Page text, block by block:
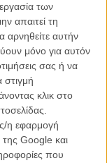
των
απαιτεί τη
αρνηθείτε αυτήν
μόνο για αυτόν
σας ή να
κλικ στο
η εφαρμογή
της Google και
που
δράση σε ένα
σε μια τεράστια
του Προέδρου
πόλη, ο πρώην
αναλαμβάνει
σε
ήρωες